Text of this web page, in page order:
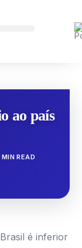
ao país
READ
é inferior